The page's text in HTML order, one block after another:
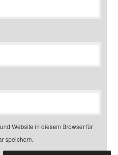
Website in diesem Browser für
speichern.